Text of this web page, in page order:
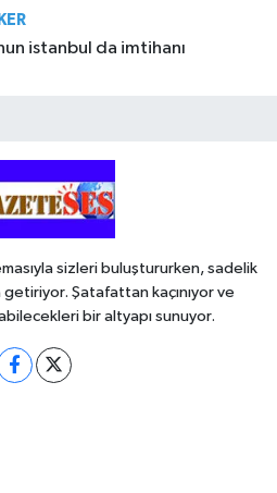
istanbul da imtihanı
sizleri buluştururken, sadelik
Şatafattan kaçınıyor ve
bir altyapı sunuyor.